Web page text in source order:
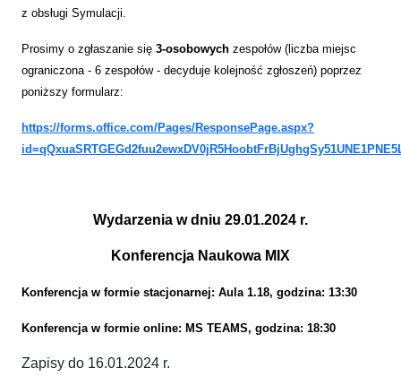
z obsługi Symulacji.
Prosimy o zgłaszanie się 3-osobowych zespołów (liczba miejsc
ograniczona - 6 zespołów - decyduje kolejność zgłoszeń) poprzez
poniższy formularz:
https://forms.office.com/Pages/ResponsePage.aspx?
Wydarzenia w dniu 29.01.2024 r.
Konferencja Naukowa MIX
Konferencja w formie stacjonarnej: Aula 1.18, godzina: 13:30
Konferencja w formie online: MS TEAMS, godzina: 18:30
Zapisy do 16.01.2024 r.